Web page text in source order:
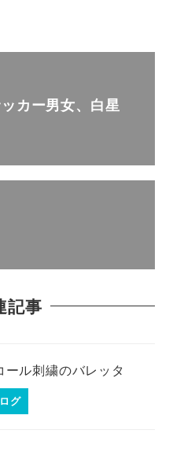
カー男女、白星
記事
ル刺繍のバレッタ
グ